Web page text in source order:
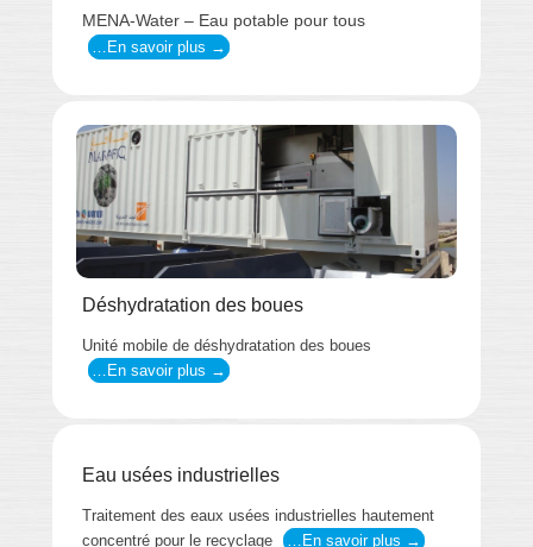
MENA-Water – Eau potable pour tous
…En savoir plus →
Déshydratation des boues
Unité mobile de déshydratation des boues
…En savoir plus →
Eau usées industrielles
Traitement des eaux usées industrielles hautement
concentré pour le recyclage
…En savoir plus →